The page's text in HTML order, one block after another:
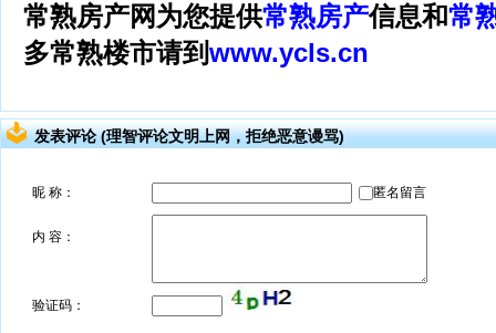
常熟房产网为您提供常熟房产信息和常
多常熟楼市请到www.ycls.cn
发表评论 (理智评论文明上网，拒绝恶意谩骂)